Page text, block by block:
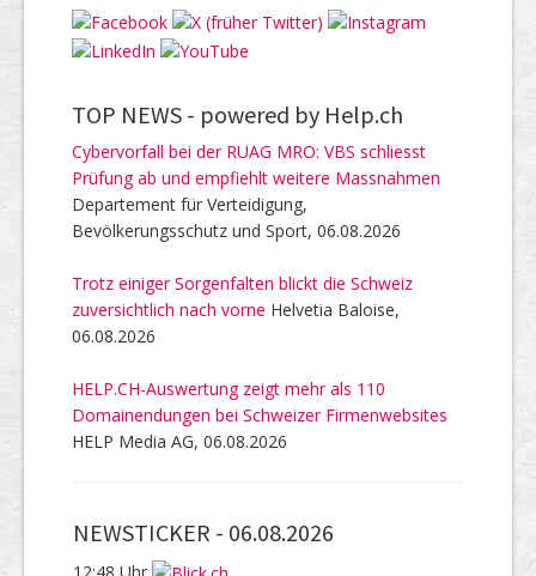
TOP NEWS - powered by Help.ch
Cybervorfall bei der RUAG MRO: VBS schliesst
Prüfung ab und empfiehlt weitere Massnahmen
Departement für Verteidigung,
Bevölkerungsschutz und Sport, 06.08.2026
Trotz einiger Sorgenfalten blickt die Schweiz
zuversichtlich nach vorne Helvetia Baloise,
06.08.2026
HELP.CH-Auswertung zeigt mehr als 110
Domainendungen bei Schweizer Firmenwebsites
HELP Media AG, 06.08.2026
NEWSTICKER - 06.08.2026
12:48 Uhr